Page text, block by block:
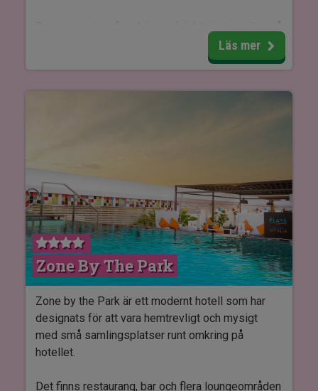
enkelsängar, och badrummen är rymliga med allt
du behöver för att kunna tvätta av dig resdammet
Delhi. Det finns dessutom vattenkokare,
bjuder på delikat mat för alla smaker – oavsett
om du föredrar det prisbelönade indiska köket,
det kinesiska köket eller á la carte- och buffé-
restaurangen.
Läs mer
Zone By The Park
Zone by the Park är ett modernt hotell som har
designats för att vara hemtrevligt och mysigt
med små samlingsplatser runt omkring på
hotellet.
Det finns restaurang, bar och flera loungeområden